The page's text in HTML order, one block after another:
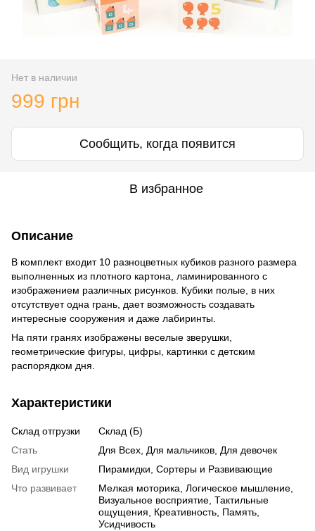
Нет в наличии
999 грн
Сообщить, когда появится
В избранное
Описание
В комплект входит 10 разноцветных кубиков разного размера
выполненных из плотного картона, ламинированного с
изображением различных рисунков. Кубики полые, в них
отсутствует одна грань, дает возможность создавать
интересные сооружения и даже лабиринты.
На пяти гранях изображены веселые зверушки,
геометрические фигуры, цифры, картинки с детским
распорядком дня.
Характеристики
Склад отгрузки
Склад (Б)
Стать
Для Всех, Для мальчиков, Для девочек
Вид игрушки
Пирамидки, Сортеры и Развивающие
Что развивает
Мелкая моторика, Логическое мышление,
Визуальное восприятие, Тактильные
ощущения, Креативность, Память,
Усидчивость